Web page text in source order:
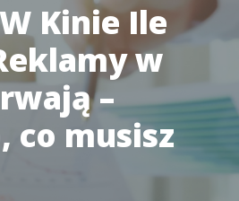
Kinie Ile
w
–
co musisz